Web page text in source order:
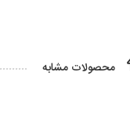
محصولات مشابه